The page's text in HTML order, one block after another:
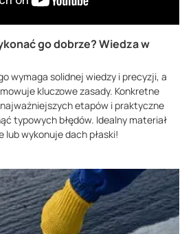
go dobrze? Wiedza w
wymaga solidnej wiedzy i precyzji, a
kluczowe zasady. Konkretne
etapów i praktyczne
typowych błędów. Idealny materiał
lub wykonuje dach płaski!